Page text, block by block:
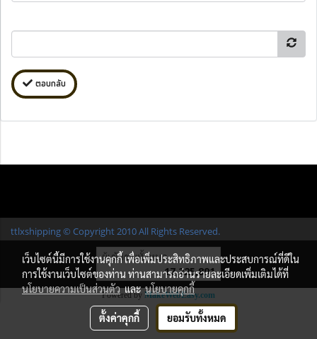
ตอบกลับ
ttlxshipping © Copyright 2010 All Rights Reserved.
ผู้เข้าชมทั้งหมด
17,225,891
Powered by MakeWebEasy.com
เว็บไซต์นี้มีการใช้งานคุกกี้ เพื่อเพิ่มประสิทธิภาพและประสบการณ์ที่ดีใน
การใช้งานเว็บไซต์ของท่าน ท่านสามารถอ่านรายละเอียดเพิ่มเติมได้ที่
นโยบายความเป็นส่วนตัวและนโยบายคุกกี้
ตั้งค่าคุกกี้ ยอมรับทั้งหมด